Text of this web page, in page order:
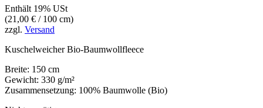
Enthält 19% USt
(21,00 € / 100 cm)
zzgl. Versand
Kuschelweicher Bio-Baumwollfleece
Breite: 150 cm
Gewicht: 330 g/m²
Zusammensetzung: 100% Baumwolle (Bio)